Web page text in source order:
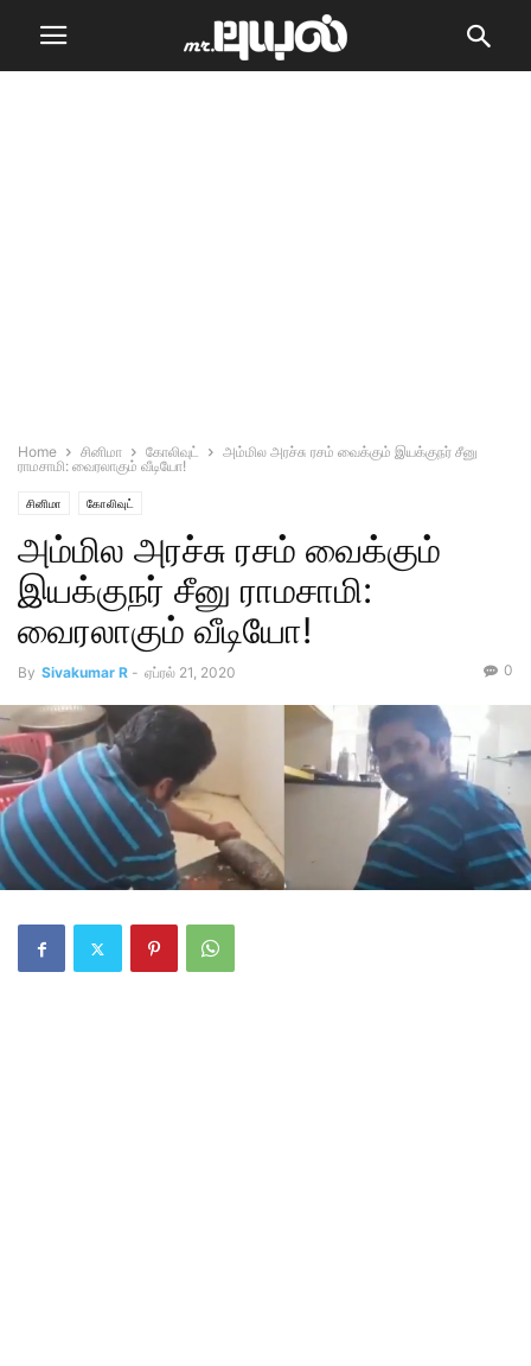
Home சினிமா கோலிவுட்
அம்மில அரச்சு ரசம் வைக்கும் இயக்குநர் சீனு
ராமசாமி: வைரலாகும் வீடியோ!
சினிமா கோலிவுட்
அம்மில அரச்சு ரசம் வைக்கும்
இயக்குநர் சீனு ராமசாமி:
வைரலாகும் வீடியோ!
By Sivakumar R - ஏப்ரல் 21, 2020 0